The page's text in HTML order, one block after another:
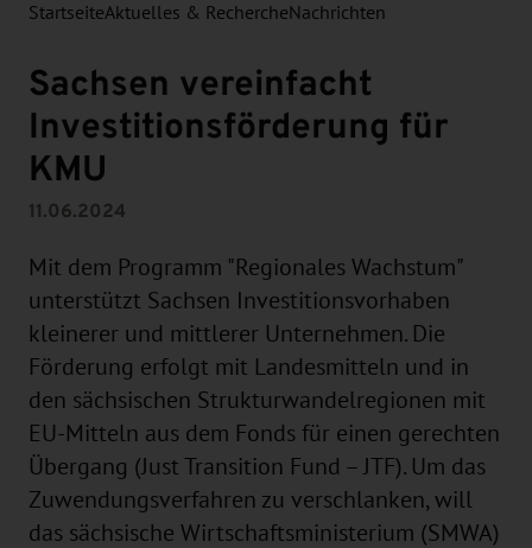
StartseiteAktuelles & RechercheNachrichten
Sachsen vereinfacht
Investitionsförderung für
KMU
11.06.2024
Mit dem Programm "Regionales Wachstum"
unterstützt Sachsen Investitionsvorhaben
kleinerer und mittlerer Unternehmen. Die
Förderung erfolgt mit Landesmitteln und in
den sächsischen Strukturwandelregionen mit
EU-Mitteln aus dem Fonds für einen gerechten
Übergang (Just Transition Fund – JTF). Um das
Zuwendungsverfahren zu verschlanken, will
das sächsische Wirtschaftsministerium (SMWA)